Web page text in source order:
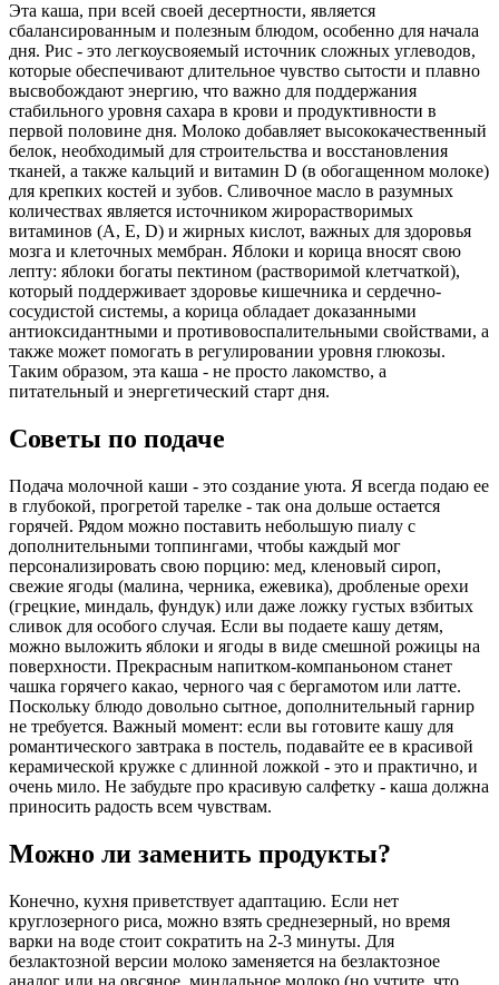
Эта каша, при всей своей десертности, является
сбалансированным и полезным блюдом, особенно для начала
дня. Рис - это легкоусвояемый источник сложных углеводов,
которые обеспечивают длительное чувство сытости и плавно
высвобождают энергию, что важно для поддержания
стабильного уровня сахара в крови и продуктивности в
первой половине дня. Молоко добавляет высококачественный
белок, необходимый для строительства и восстановления
тканей, а также кальций и витамин D (в обогащенном молоке)
для крепких костей и зубов. Сливочное масло в разумных
количествах является источником жирорастворимых
витаминов (A, E, D) и жирных кислот, важных для здоровья
мозга и клеточных мембран. Яблоки и корица вносят свою
лепту: яблоки богаты пектином (растворимой клетчаткой),
который поддерживает здоровье кишечника и сердечно-
сосудистой системы, а корица обладает доказанными
антиоксидантными и противовоспалительными свойствами, а
также может помогать в регулировании уровня глюкозы.
Таким образом, эта каша - не просто лакомство, а
питательный и энергетический старт дня.
Советы по подаче
Подача молочной каши - это создание уюта. Я всегда подаю ее
в глубокой, прогретой тарелке - так она дольше остается
горячей. Рядом можно поставить небольшую пиалу с
дополнительными топпингами, чтобы каждый мог
персонализировать свою порцию: мед, кленовый сироп,
свежие ягоды (малина, черника, ежевика), дробленые орехи
(грецкие, миндаль, фундук) или даже ложку густых взбитых
сливок для особого случая. Если вы подаете кашу детям,
можно выложить яблоки и ягоды в виде смешной рожицы на
поверхности. Прекрасным напитком-компаньоном станет
чашка горячего какао, черного чая с бергамотом или латте.
Поскольку блюдо довольно сытное, дополнительный гарнир
не требуется. Важный момент: если вы готовите кашу для
романтического завтрака в постель, подавайте ее в красивой
керамической кружке с длинной ложкой - это и практично, и
очень мило. Не забудьте про красивую салфетку - каша должна
приносить радость всем чувствам.
Можно ли заменить продукты?
Конечно, кухня приветствует адаптацию. Если нет
круглозерного риса, можно взять среднезерный, но время
варки на воде стоит сократить на 2-3 минуты. Для
безлактозной версии молоко заменяется на безлактозное
аналог или на овсяное, миндальное молоко (но учтите, что